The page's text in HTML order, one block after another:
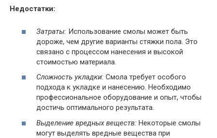
Недостатки:
Затраты: Использование смолы может быть
дороже, чем другие варианты стяжки пола. Это
связано с процессом нанесения и высокой
стоимостью материала.
Сложность укладки: Смола требует особого
подхода к укладке и нанесению. Необходимо
профессиональное оборудование и опыт, чтобы
достичь оптимального результата.
Выделение вредных веществ: Некоторые смолы
могут выделять вредные вещества при